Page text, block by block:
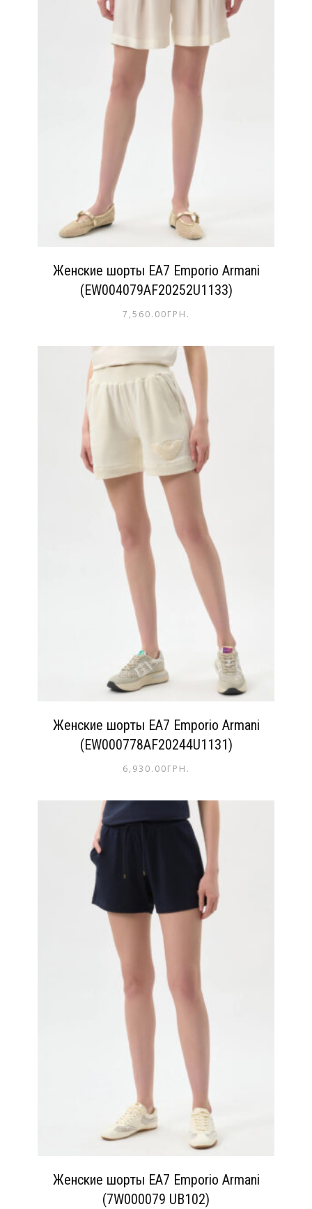
Женские шорты EA7 Emporio Armani
(EW004079AF20252U1133)
7,560.00ГРН.
Женские шорты EA7 Emporio Armani
(EW000778AF20244U1131)
6,930.00ГРН.
Женские шорты EA7 Emporio Armani
(7W000079 UB102)